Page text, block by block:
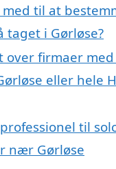
til at
taget i Gørløse?
over firmaer
eller hele
til
nær Gørløse